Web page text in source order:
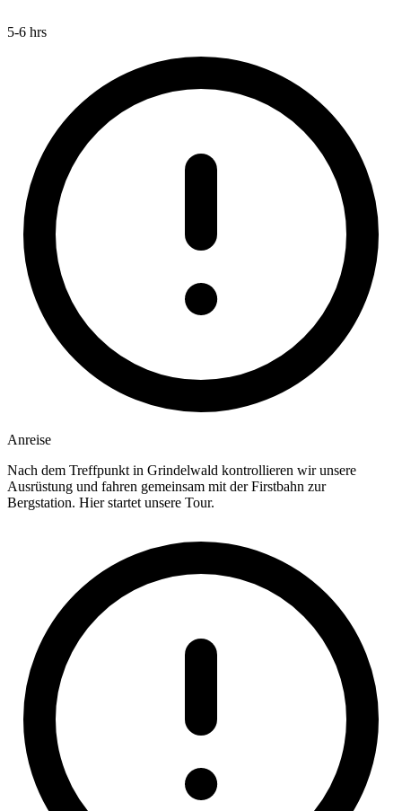
5-6 hrs
Anreise
Nach dem Treffpunkt in Grindelwald kontrollieren wir unsere
Ausrüstung und fahren gemeinsam mit der Firstbahn zur
Bergstation. Hier startet unsere Tour.